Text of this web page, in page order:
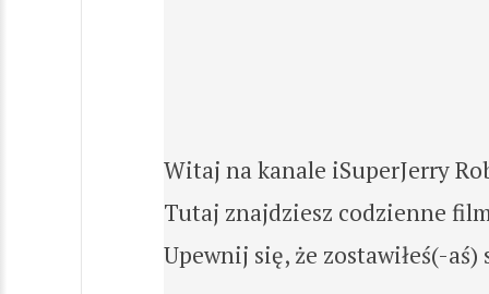
Witaj na kanale iSuperJerry
Tutaj znajdziesz codzienne
Upewnij się, że zostawiłeś(-